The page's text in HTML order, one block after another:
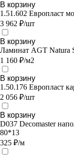
В корзину
1.51.602 Европласт
3 962 ₽/шт
В корзину
Ламинат AGT Natura
1 160 ₽/м2
В корзину
1.50.176 Европласт
2 056 ₽/шт
В корзину
D037 Decomaster
80*13
325 ₽/м